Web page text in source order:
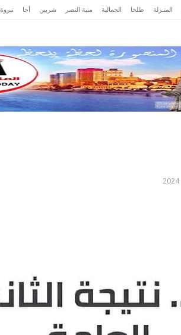
المنـزلة طلخا الجمالية منية النصر شربين أجا نبروة